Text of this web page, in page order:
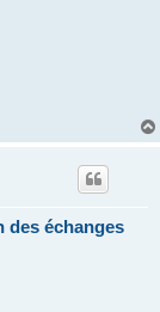
des échanges